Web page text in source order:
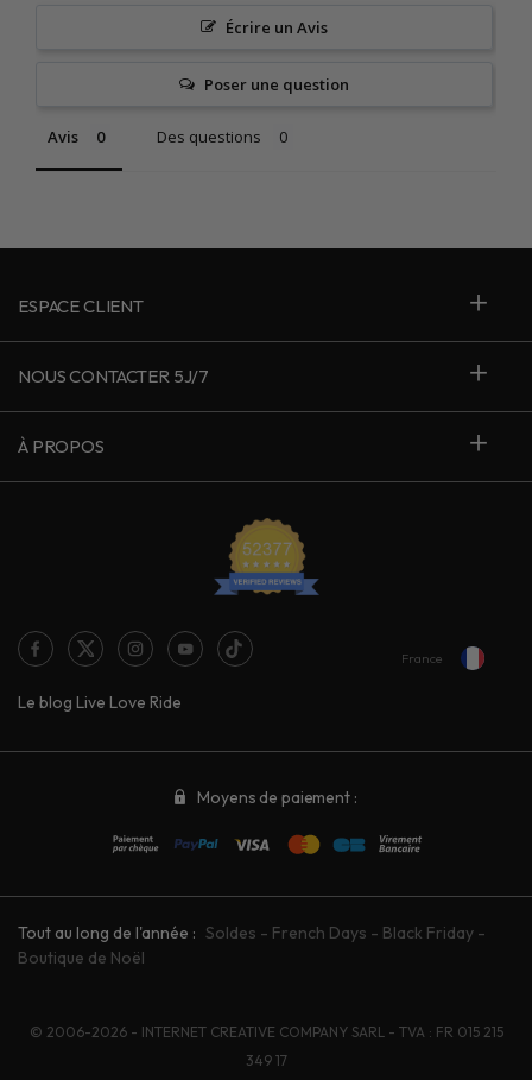
Écrire un Avis
Poser une question
Avis Des questions
ESPACE CLIENT
NOUS CONTACTER 5J/7
À PROPOS
Le blog Live Love Ride
France
Moyens de paiement :
Tout au long de l'année : Soldes - French Days - Black Friday -
Boutique de Noël
© 2006-2026 - INTERNET CREATIVE COMPANY SARL - TVA : FR 015 215
349 17